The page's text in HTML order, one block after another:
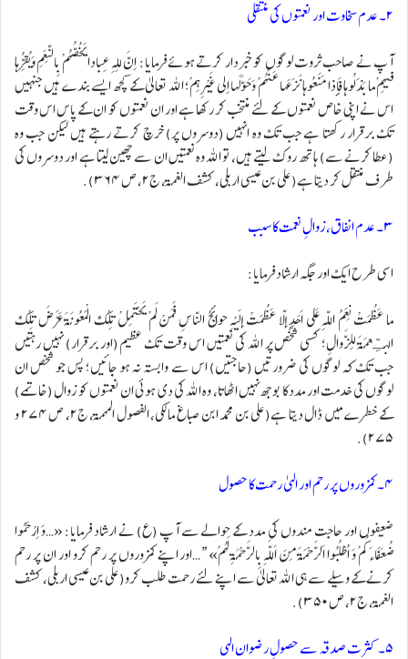
۲۔ عدم سخاوت اور نعمتوں کی منتقلی
آپ نے صاحب ثروت لوگوں کو خبردار کرتے ہوئے فرمایا: اِنَّ لِلهِ عِبادا یَخُصُّهُمْ بِالنِّعَمِ وَیُقِرُّها
فیهِمْ ما بَذَلُوها فَإِذا مَنَعُوها نَزَعَها عَنْهُمْ وَحَوَّلَها اِلی غَیْرِهِمْ؛ اللہ تعالیٰ کے کچھ ایسے بندے ہیں جنہیں
اس نے اپنی خاص نعمتوں کے لئے منتخب کر رکھا ہے اور ان نعمتوں کو ان کے پاس اس وقت
تک برقرار رکھتا ہے جب تک وہ انہیں (دوسروں پر) خرچ کرتے رہتے ہیں لیکن جب وہ
(عطا کرنے سے) ہاتھ روک لیتے ہیں، تو اللہ وہ نعمتیں ان سے چھین لیتا ہے اور دوسروں کی
طرف منتقل کر دیتا ہے(علی بن عیسی اربلی، کشف الغمۃ، ج۲، ص ٣٦٤).
۳۔ عدم انفاق، زوالِ نعمت کا سبب
اسی طرح ایک اور جگہ ارشاد فرمایا:
ما عَظُمَتْ نِعَمُ اللّهِ عَلى اَحَدٍ إلاّ عَظُمَتْ إلَيْهِ حوائِجُ النّاسِ فَمَنْ لَمْ يَحْتَمِلْ تِلْكَ الْمَعُونَةَ عَرَّضَ تِلْكَ
النـِّعمَةَ لِلزَّوالِ؛ کسی شخص پر اللہ کی نعمتیں اس وقت تک عظیم (اور برقرار) نہیں رہتیں
جب تک کہ لوگوں کی ضرورتیں (حاجتیں) اس سے وابستہ نہ ہو جائیں؛ پس جو شخص ان
لوگوں کی خدمت اور مدد کا بوجھ نہیں اٹھاتا، وہ اللہ کی دی ہوئی ان نعمتوں کو زوال (خاتمے)
کے خطرے میں ڈال دیتا ہے(علی بن محمد ابن صباغ مالکی، الفصول المهمۃ، ج۲، ص ٢٧٤ و
٢٧٥).
۴۔ کمزوروں پر رحم اور الہیٰ رحمت کا حصول
ضعیفوں اور حاجت مندوں کی مدد کے حوالے سے آپ (ع) نے ارشاد فرمایا: «…وَ اِرْحَمُوا
ضُعَفَاءَكُمْ وَ اُطْلُبُوا اَلرَّحْمَةَ مِنَ اَللَّهِ بِالرَّحْمَةِ لَهُمْ» “…اور اپنے کمزوروں پر رحم کرو اور ان پر رحم
کرنے کے وسیلے سے ہی اللہ تعالیٰ سے اپنے لئے رحمت طلب کرو(علی بن عیسی اربلی، کشف
الغمۃ، ج۲، ص ٣٥٠).
۵۔ کثرت صدقہ سے حصولِ رضوان الہی